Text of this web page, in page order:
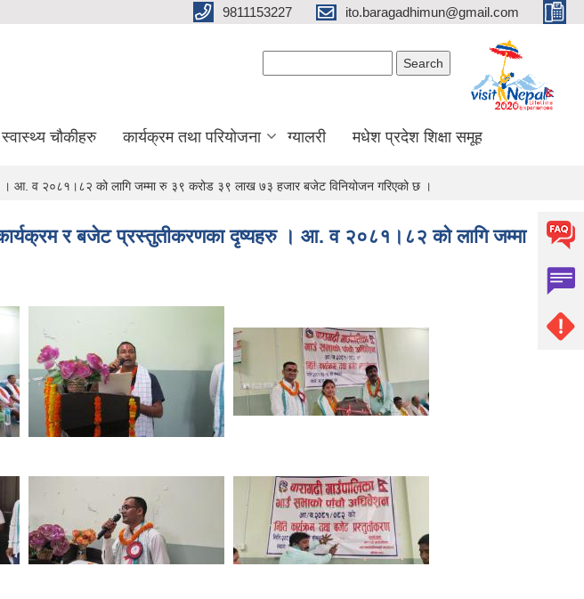
9811153227 ito.baragadhimun@gmail.com
स्वास्थ्य चौकीहरु कार्यक्रम तथा परियोजना ग्यालरी मधेश प्रदेश शिक्षा समूह
। आ‍. व २०८१।८२ को लागि जम्मा रु ३९ करोड ३९ लाख ७३ हजार बजेट विनियोजन गरिएको छ ।
र बजेट प्रस्तुतीकरणका दृष्यहरु । आ‍. व २०८१।८२ को लागि जम्मा